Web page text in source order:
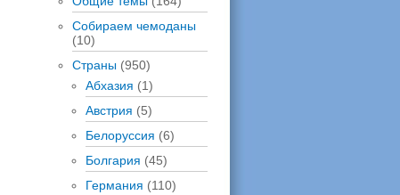
Собираем чемоданы
(10)
Страны (950)
Абхазия (1)
Австрия (5)
Белоруссия (6)
Болгария (45)
Германия (110)